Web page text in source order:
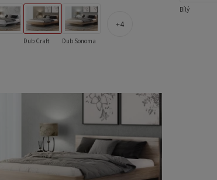
Dub Craft Dub Sonoma
4
Bílý